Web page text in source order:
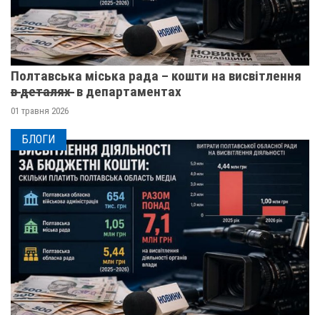
Полтавська міська рада – кошти на висвітлення
в̶ ̶д̶е̶т̶а̶л̶я̶х̶ ̶ в департаментах
01 травня 2026
БЛОГИ